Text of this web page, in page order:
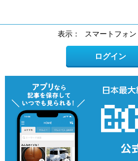
表示： スマートフォン
ログイン